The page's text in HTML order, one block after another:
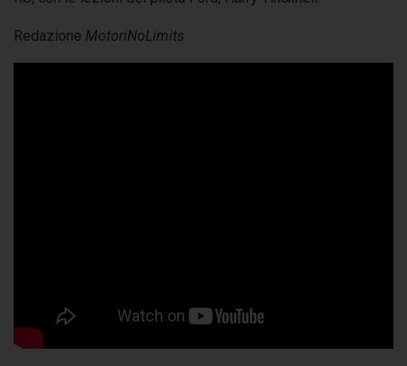
Redazione MotoriNoLimits